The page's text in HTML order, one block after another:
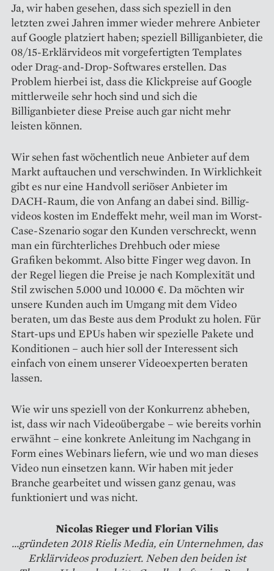
Ja, wir haben gesehen, dass sich speziell in den
letzten zwei Jahren immer wieder mehrere Anbieter
auf Google platziert haben; speziell Billiganbieter, die
08/15-Erklärvideos mit vorgefertigten Templates
oder Drag-and-Drop-Softwares erstellen. Das
Problem hierbei ist, dass die Klickpreise auf Google
mittlerweile sehr hoch sind und sich die
Billiganbieter diese Preise auch gar nicht mehr
leisten können.
Wir sehen fast wöchentlich neue Anbieter auf dem
Markt auftauchen und verschwinden. In Wirklichkeit
gibt es nur eine Handvoll seriöser Anbieter im
DACH-Raum, die von Anfang an dabei sind. Billig­
videos kosten im Endeffekt mehr, weil man im Worst-
Case-Szenario sogar den Kunden verschreckt, wenn
man ein fürchterliches Drehbuch oder miese
Grafiken bekommt. Also bitte Finger weg davon. In
der Regel liegen die Preise je nach Komplexität und
Stil zwischen 5.000 und 10.000 €. Da möchten wir
unsere Kunden auch im Umgang mit dem Video
beraten, um das Beste aus dem Produkt zu holen. Für
Start-ups und EPUs haben wir spezielle Pakete und
Konditionen – auch hier soll der Interessent sich
einfach von einem unserer Video­experten beraten
lassen.
Wie wir uns speziell von der Konkurrenz abheben,
ist, dass wir nach Videoübergabe – wie bereits vorhin
erwähnt – eine konkrete Anleitung im Nachgang in
Form eines Webinars liefern, wie und wo man dieses
Video nun einsetzen kann. Wir haben mit jeder
Branche gearbeitet und wissen ganz genau, was
funktioniert und was nicht.
Nicolas Rieger und Florian Vilis
...gründeten 2018 Rielis Media, ein Unternehmen, das
Erklärvideos produziert. Neben den beiden ist